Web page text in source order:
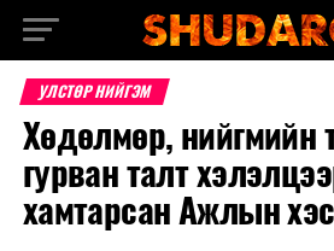
УЛСТӨР НИЙГЭМ
Хөдөлмөр, нийгмийн
гурван талт
хамтарсан Ажлын